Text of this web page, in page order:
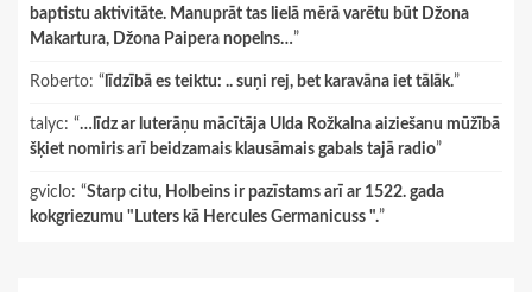
baptistu aktivitāte. Manuprāt tas lielā mērā varētu būt Džona
Makartura, Džona Paipera nopelns…”
Roberto: “ līdzībā es teiktu: .. suņi rej, bet karavāna iet tālāk.”
talyc: “…līdz ar luterāņu mācītāja Ulda Rožkalna aiziešanu mūžībā
šķiet nomiris arī beidzamais klausāmais gabals tajā radio”
gviclo: “Starp citu, Holbeins ir pazīstams arī ar 1522. gada
kokgriezumu "Luters kā Hercules Germanicuss ".”